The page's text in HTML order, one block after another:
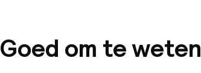
Restaurant
Goed om te weten